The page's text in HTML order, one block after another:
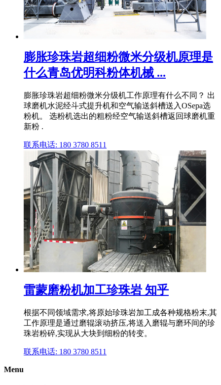
膨胀珍珠岩超细粉微米分级机原理是
什么青岛优明科粉体机械 ...
膨胀珍珠岩超细粉微米分级机工作原理有什么不同？ 出
球磨机水泥经斗式提升机和空气输送斜槽送入OSepa选
粉机。 选粉机选出的粗粉经空气输送斜槽返回球磨机重
新粉 .
联系电话: 180 3780 8511
雷蒙磨粉机加工珍珠岩 知乎
根据不同领域需求,将原始珍珠岩加工成各种规格粉末,其
工作原理是通过磨辊滚动挤压,将送入磨辊与磨环间的珍
珠岩粉碎,实现从大块到细粉的转变。
联系电话: 180 3780 8511
Menu